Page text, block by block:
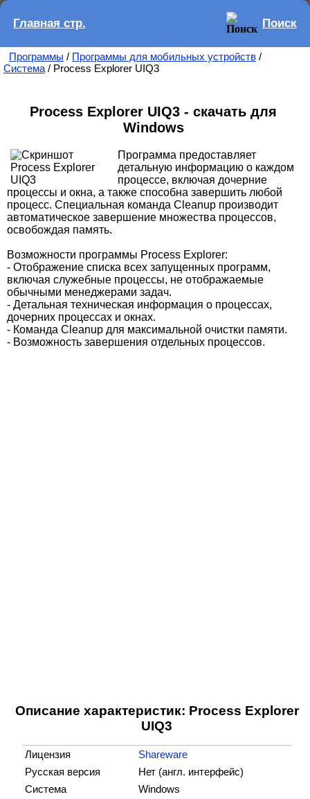
Главная стр. Поиск
Программы / Программы для мобильных устройств /
Система / Process Explorer UIQ3
Process Explorer UIQ3 - скачать для
Windows
Программа предоставляет
детальную информацию о каждом
процессе, включая дочерние
процессы и окна, а также способна завершить любой
процесс. Специальная команда Cleanup производит
автоматическое завершение множества процессов,
освобождая память.
Возможности программы Process Explorer:
- Отображение списка всех запущенных программ,
включая служебные процессы, не отображаемые
обычными менеджерами задач.
- Детальная техническая информация о процессах,
дочерних процессах и окнах.
- Команда Cleanup для максимальной очистки памяти.
- Возможность завершения отдельных процессов.
Описание характеристик: Process Explorer
UIQ3
Лицензия
Shareware
Русская версия
Нет (англ. интерфейс)
Система
Windows